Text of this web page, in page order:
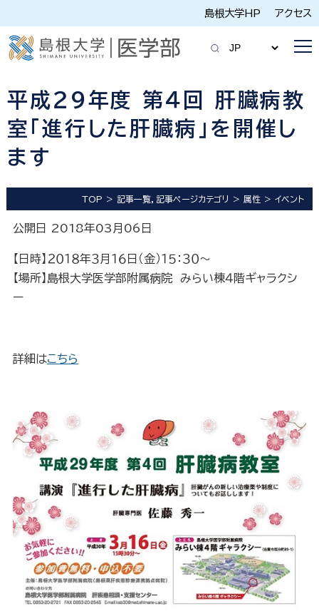
島根大学HP アクセス
平成２９年度 第４回 肝臓病教
室「進行した肝臓病」を開催し
ます
TOP 記事一覧，記事ページカテゴリ 属性 イベント
公開日 2018年03月06日
【日時】２０１８年３月１６日（金）１５：３０～
【場所】島根大学医学部附属病院 みらい棟４階ギャラクシ
ー
詳細はこちら